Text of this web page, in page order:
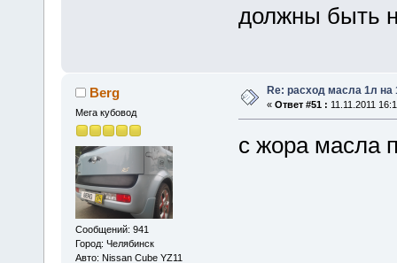
должны быть
Berg
Мега кубовод
Сообщений: 941
Город: Челябинск
Авто: Nissan Cube YZ11
Re: расход масла 1л на
« Ответ #51 : 11.11.2011
c жора масла